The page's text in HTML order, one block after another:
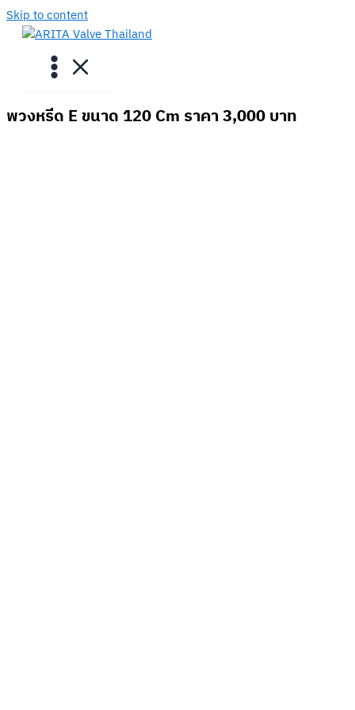
Skip to content
พวงหรีด E ขนาด 120 Cm ราคา 3,000 บาท